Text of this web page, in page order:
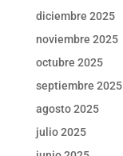
diciembre 2025
noviembre 2025
octubre 2025
septiembre 2025
agosto 2025
julio 2025